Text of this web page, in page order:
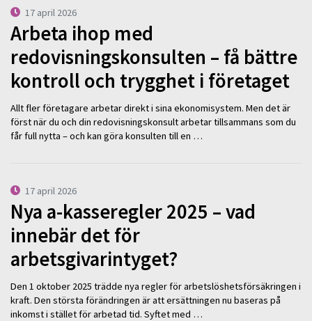
17 april 2026
Arbeta ihop med
redovisningskonsulten – få bättre
kontroll och trygghet i företaget
Allt fler företagare arbetar direkt i sina ekonomisystem. Men det är
först när du och din redovisningskonsult arbetar tillsammans som du
får full nytta – och kan göra konsulten till en …
17 april 2026
Nya a-kasseregler 2025 – vad
innebär det för
arbetsgivarintyget?
Den 1 oktober 2025 trädde nya regler för arbetslöshetsförsäkringen i
kraft. Den största förändringen är att ersättningen nu baseras på
inkomst i stället för arbetad tid. Syftet med …